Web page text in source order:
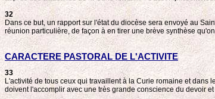
32
Dans ce but, un rapport sur l'état du diocèse sera envoyé au
réunion particulière, de façon à en tirer une brève synthèse
CARACTERE PASTORAL DE L'ACTIVITE
33
L'activité de tous ceux qui travaillent à la Curie romaine et dans
doivent l'accomplir avec une très grande conscience du devoir